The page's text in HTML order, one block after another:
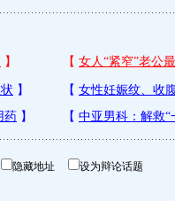
隐藏地址 设为辩论话题